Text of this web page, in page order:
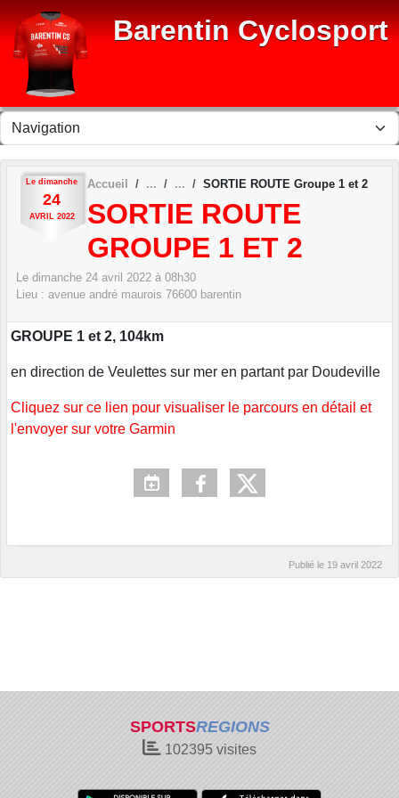
Barentin Cyclosport
Le dimanche
24
AVRIL 2022
Accueil SORTIE ROUTE Groupe 1 et 2
SORTIE ROUTE
GROUPE 1 ET 2
Le dimanche 24 avril 2022 à 08h30
Lieu : avenue andré maurois 76600 barentin
GROUPE 1 et 2, 104km
en direction de Veulettes sur mer en partant par Doudeville
Cliquez sur ce lien pour visualiser le parcours en détail et
l'envoyer sur votre Garmin
Publié le 19 avril 2022
SPORTSREGIONS
102395 visites
Panneau de gestion des cookies